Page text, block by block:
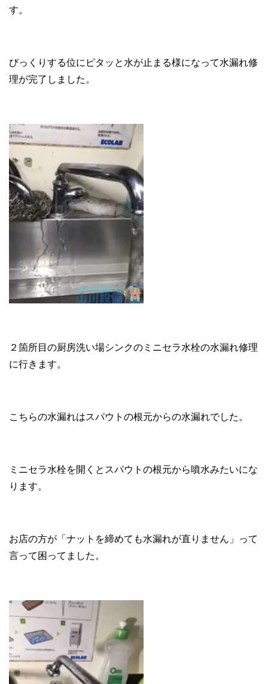
す。
びっくりする位にピタッと水が止まる様になって水漏れ修
理が完了しました。
２箇所目の厨房洗い場シンクのミニセラ水栓の水漏れ修理
に行きます。
こちらの水漏れはスパウトの根元からの水漏れでした。
ミニセラ水栓を開くとスパウトの根元から噴水みたいにな
ります。
お店の方が「ナットを締めても水漏れが直りません」って
言って困ってました。